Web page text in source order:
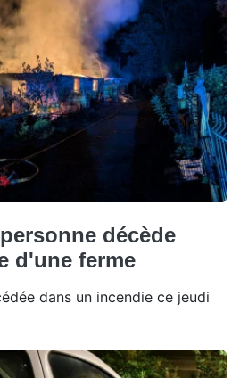
décède
d'une ferme
dans un incendie ce jeudi